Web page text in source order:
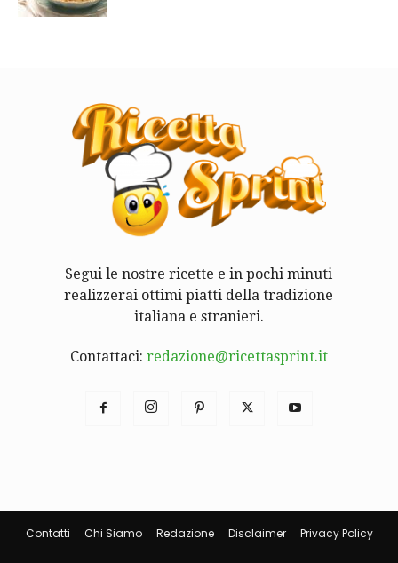
Segui le nostre ricette e in pochi minuti
realizzerai ottimi piatti della tradizione
italiana e stranieri.
Contattaci: redazione@ricettasprint.it
Contatti Chi Siamo Redazione Disclaimer Privacy Policy